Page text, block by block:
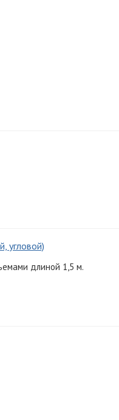
угловой)
длиной 1,5 м.